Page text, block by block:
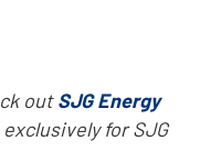
outSJG Energy
for SJG